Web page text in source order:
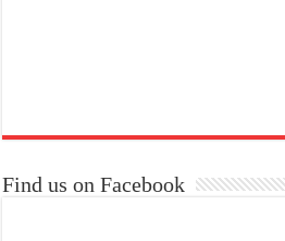
Find us on Facebook